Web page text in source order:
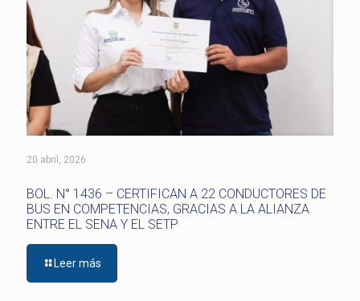
20 abril, 2026
BOL. N° 1436 – CERTIFICAN A 22 CONDUCTORES DE
BUS EN COMPETENCIAS, GRACIAS A LA ALIANZA
ENTRE EL SENA Y EL SETP
Leer más